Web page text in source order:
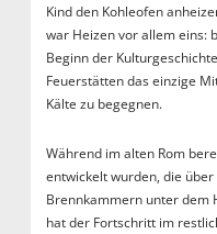
Kind den Kohleofen
war Heizen vor allem eins:
Beginn der
Feuerstätten das einzige
Kälte zu begegnen.
Während im alten Rom
entwickelt wurden, die
Brennkammern unter dem
hat der Fortschritt im